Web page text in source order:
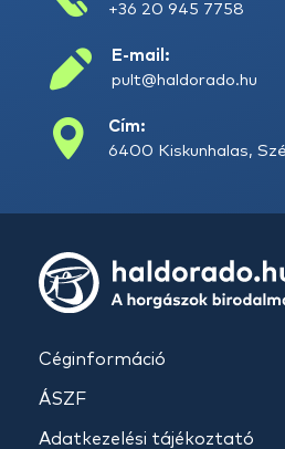
+36 20 945 7758
E-mail:
pult@haldorado.hu
Cím:
6400 Kiskunhalas,
Céginformáció
ÁSZF
Adatkezelési tájékoztató